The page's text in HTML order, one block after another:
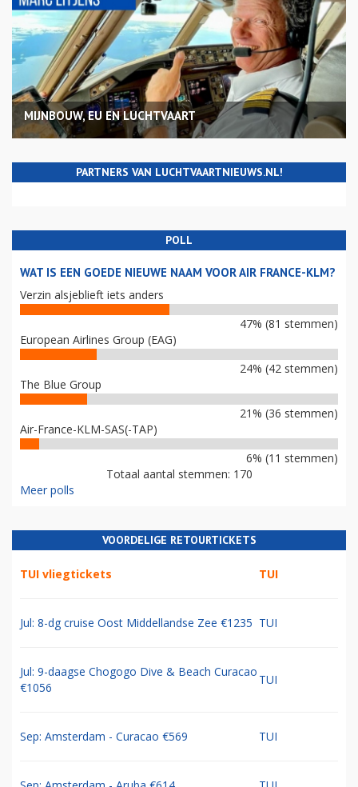
MIJNBOUW, EU EN LUCHTVAART
PARTNERS VAN LUCHTVAARTNIEUWS.NL!
POLL
WAT IS EEN GOEDE NIEUWE NAAM VOOR AIR FRANCE-KLM?
Verzin alsjeblieft iets anders
47% (81 stemmen)
European Airlines Group (EAG)
24% (42 stemmen)
The Blue Group
21% (36 stemmen)
Air-France-KLM-SAS(-TAP)
6% (11 stemmen)
Totaal aantal stemmen: 170
Meer polls
VOORDELIGE RETOURTICKETS
TUI vliegtickets TUI
Jul: 8-dg cruise Oost Middellandse Zee €1235 TUI
Jul: 9-daagse Chogogo Dive & Beach Curacao
€1056
TUI
Sep: Amsterdam - Curacao €569 TUI